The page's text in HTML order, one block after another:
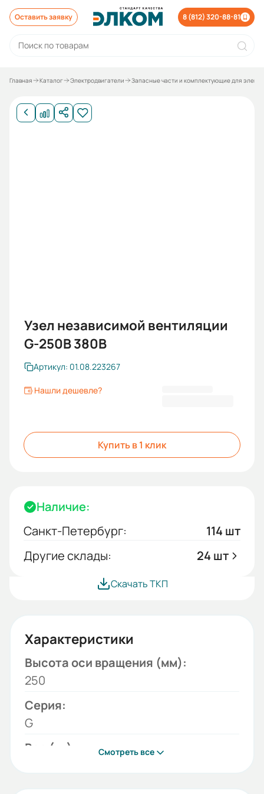
Оставить заявку 8 (812) 320-88-81
Главная Каталог Электродвигатели Запасные части и комплектующие для
Узел независимой вентиляции
G-250В 380В
Артикул: 01.08.223267
Нашли дешевле?
Купить в 1 клик
Наличие:
Санкт-Петербург:
114 шт
Другие склады:
24 шт
Скачать ТКП
Характеристики
Высота оси вращения (мм):
250
Серия:
G
Вес (кг):
Смотреть все